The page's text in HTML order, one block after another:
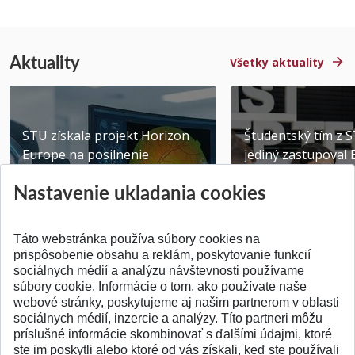
Aktuality Všetky aktuality
STU získala projekt Horizon
Europe na posilnenie
Publikované 31.07.2026
Študentský tím z
jediný zastupoval
Publikované
SPÄŤ NA VRCH
Nastavenie ukladania cookies
Táto webstránka používa súbory cookies na
prispôsobenie obsahu a reklám, poskytovanie funkcií
sociálnych médií a analýzu návštevnosti používame
súbory cookie. Informácie o tom, ako používate naše
webové stránky, poskytujeme aj našim partnerom v oblasti
sociálnych médií, inzercie a analýzy. Títo partneri môžu
príslušné informácie skombinovať s ďalšími údajmi, ktoré
ste im poskytli alebo ktoré od vás získali, keď ste používali